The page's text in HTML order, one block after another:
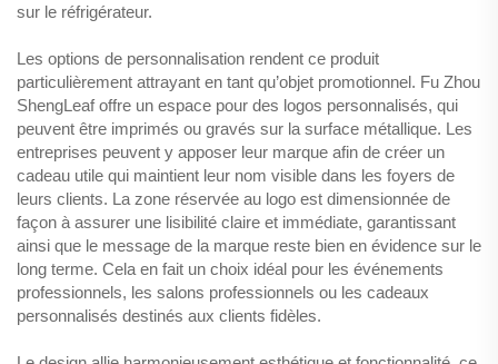
sur le réfrigérateur.
Les options de personnalisation rendent ce produit
particulièrement attrayant en tant qu’objet promotionnel. Fu Zhou
ShengLeaf offre un espace pour des logos personnalisés, qui
peuvent être imprimés ou gravés sur la surface métallique. Les
entreprises peuvent y apposer leur marque afin de créer un
cadeau utile qui maintient leur nom visible dans les foyers de
leurs clients. La zone réservée au logo est dimensionnée de
façon à assurer une lisibilité claire et immédiate, garantissant
ainsi que le message de la marque reste bien en évidence sur le
long terme. Cela en fait un choix idéal pour les événements
professionnels, les salons professionnels ou les cadeaux
personnalisés destinés aux clients fidèles.